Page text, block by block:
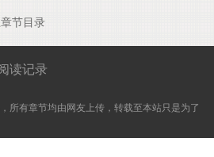
节目录
读记录
所有章节均由网友上传，转载至本站只是为了